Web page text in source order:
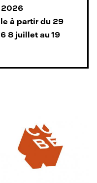
2026
à partir du 29
8 juillet au 19